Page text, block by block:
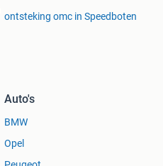
ontsteking omc in Speedboten
Auto's
BMW
Opel